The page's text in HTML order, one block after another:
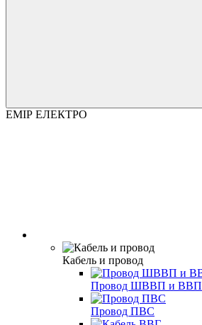
ЕМІР ЕЛЕКТРО
Кабель и провод
Провод ШВВП и ВВП
Провод ПВС